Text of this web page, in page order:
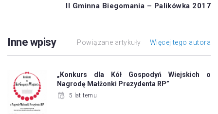
II Gminna Biegomania – Palikówka 2017
Inne wpisy Powiązane artykuły Więcej tego autora
„Konkurs dla Kół Gospodyń Wiejskich o
Nagrodę Małżonki Prezydenta RP”
5 lat temu